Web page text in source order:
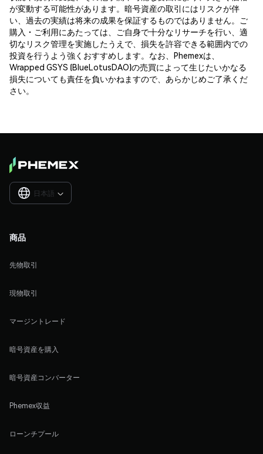
が変動する可能性があります。暗号資産の取引にはリスクが伴
い、過去の実績は将来の成果を保証するものではありません。ご
購入・ご利用にあたっては、ご自身で十分なリサーチを行い、適
切なリスク管理を実施したうえで、損失を許容できる範囲内での
投資を行うよう強くおすすめします。なお、Phemexは、
Wrapped GSYS (BlueLotusDAO)の売買によって生じたいかなる
損失についても責任を負いかねますので、あらかじめご了承くだ
さい。
日本語 
商品
先物取引
現物取引
マージントレード
暗号資産を購入
暗号資産コンバーター
Phemex収益
ローンチプール